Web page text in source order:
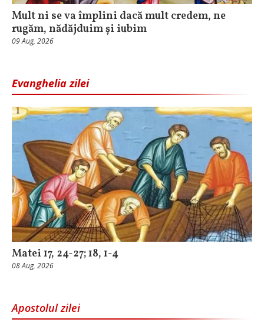
Mult ni se va împlini dacă mult credem, ne
rugăm, nădăjduim și iubim
09 Aug, 2026
Evanghelia zilei
Matei 17, 24-27; 18, 1-4
08 Aug, 2026
Apostolul zilei